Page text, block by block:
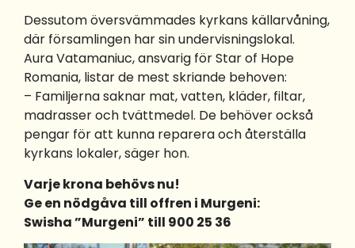
Dessutom översvämmades kyrkans källarvåning,
där församlingen har sin undervisningslokal.
Aura Vatamaniuc, ansvarig för Star of Hope
Romania, listar de mest skriande behoven:
– Familjerna saknar mat, vatten, kläder, filtar,
madrasser och tvättmedel. De behöver också
pengar för att kunna reparera och återställa
kyrkans lokaler, säger hon.
Varje krona behövs nu!
Ge en nödgåva till offren i Murgeni:
Swisha ”Murgeni” till 900 25 36